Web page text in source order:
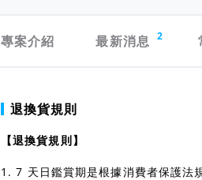
專案介紹
最新消息 2
退換貨規則
【退換貨規則】
1. 7 天日鑑賞期是根據消費者保護法